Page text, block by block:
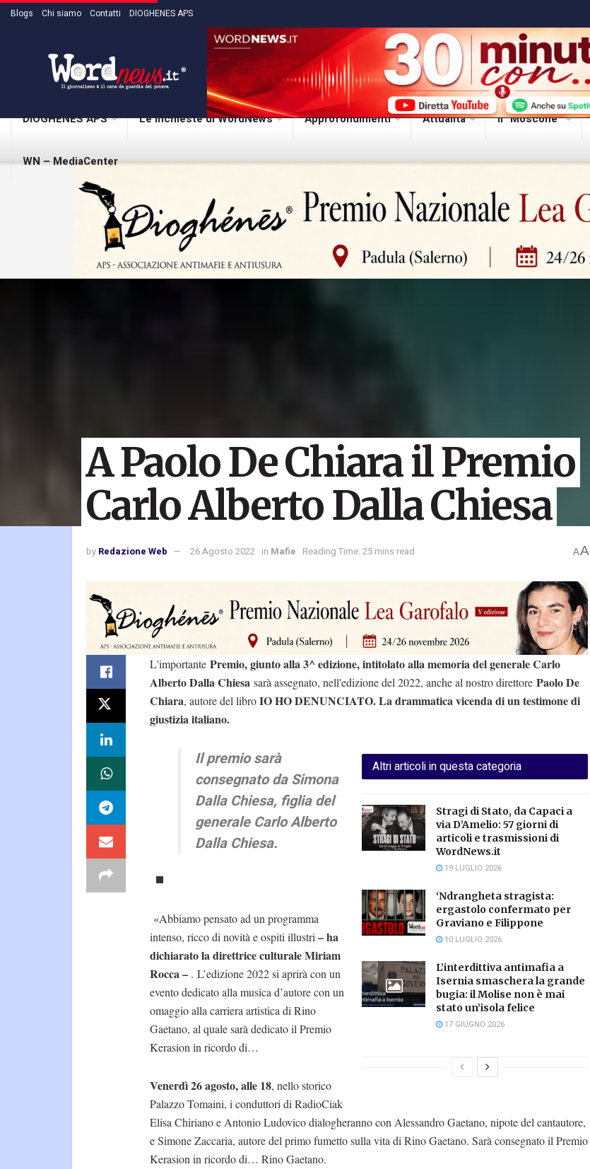
Blogs Chi siamo Contatti DIOGHENES APS
DIOGHENES APS Le inchieste di WordNews Approfondimenti Attualità Il “Moscone”
WN – MediaCenter
A Paolo De Chiara il Premio
Carlo Alberto Dalla Chiesa
by Redazione Web 26 Agosto 2022 in Mafie Reading Time: 25 mins read AA
L'importante Premio, giunto alla 3^ edizione, intitolato alla memoria del generale Carlo
Alberto Dalla Chiesa sarà assegnato, nell'edizione del 2022, anche al nostro direttore Paolo De
Chiara, autore del libroIO HO DENUNCIATO. La drammatica vicenda di un testimone di
giustizia italiano.
Altri articoli in questa categoria
Stragi di Stato, da Capaci a
via D’Amelio: 57 giorni di
articoli e trasmissioni di
WordNews.it
19 LUGLIO 2026
‘Ndrangheta stragista:
ergastolo confermato per
Graviano e Filippone
10 LUGLIO 2026
L’interdittiva antimafia a
Isernia smaschera la grande
bugia: il Molise non è mai
stato un’isola felice
17 GIUGNO 2026
Il premio sarà
consegnato da Simona
Dalla Chiesa, figlia del
generale Carlo Alberto
Dalla Chiesa.
«Abbiamo pensato ad un programma
intenso, ricco di novità e ospiti illustri – ha
dichiarato la direttrice culturale Miriam
Rocca – . L’edizione 2022 si aprirà con un
evento dedicato alla musica d’autore con un
omaggio alla carriera artistica di Rino
Gaetano, al quale sarà dedicato il Premio
Kerasion in ricordo di…
Venerdì 26 agosto, alle 18, nello storico
Palazzo Tomaini, i conduttori di RadioCiak
Elisa Chiriano e Antonio Ludovico dialogheranno con Alessandro Gaetano, nipote del cantautore,
e Simone Zaccaria, autore del primo fumetto sulla vita di Rino Gaetano. Sarà consegnato il Premio
Kerasion in ricordo di… Rino Gaetano.